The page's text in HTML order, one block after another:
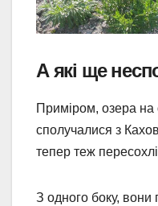
А які ще
Приміром, озера на
сполучалися з
тепер теж
З одного боку, вони